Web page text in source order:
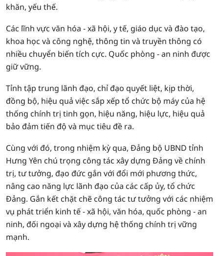
khăn, yếu thế.
Các lĩnh vực văn hóa - xã hội, y tế, giáo dục và đào tạo,
khoa học và công nghệ, thông tin và truyền thông có
nhiều chuyển biến tích cực. Quốc phòng - an ninh được
giữ vững.
Tỉnh tập trung lãnh đạo, chỉ đạo quyết liệt, kịp thời,
đồng bộ, hiệu quả việc sắp xếp tổ chức bộ máy của hệ
thống chính trị tinh gọn, hiệu năng, hiệu lực, hiệu quả
bảo đảm tiến độ và mục tiêu đề ra.
Cùng với đó, trong nhiệm kỳ qua, Đảng bộ UBND tỉnh
Hưng Yên chú trọng công tác xây dựng Đảng về chính
trị, tư tưởng, đạo đức gắn với đổi mới phương thức,
nâng cao năng lực lãnh đạo của các cấp ủy, tổ chức
Đảng. Gắn kết chặt chẽ công tác tư tưởng với các nhiệm
vụ phát triển kinh tế - xã hội, văn hóa, quốc phòng - an
ninh, đối ngoại và xây dựng hệ thống chính trị vững
mạnh.